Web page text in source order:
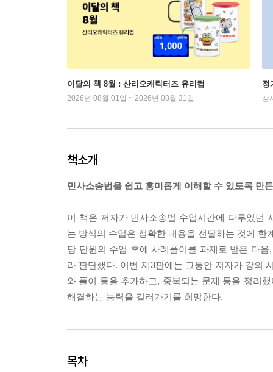
이달의 책 8월 : 산리오캐릭터즈 유리컵
2026년 08월 01일 ~ 2026년 08월 31일
정
상
책소개
민사소송법을 쉽고 흥미롭게 이해할 수 있도록 만
이 책은 저자가 민사소송법 수업시간에 다루었던
는 방식의 수업은 정확한 내용을 전달하는 것에
당 단원의 수업 후에 사례풀이를 과제로 받은 다
라 판단했다. 이번 제3판에는 그동안 저자가 강의
와 풀이 등을 추가하고, 중복되는 문제 등을 정리
해결하는 능력을 길러가기를 희망한다.
목차